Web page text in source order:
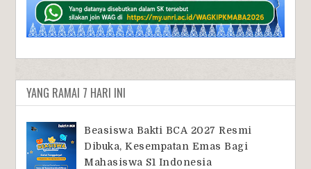
YANG RAMAI 7 HARI INI
Beasiswa Bakti BCA 2027 Resmi
Dibuka, Kesempatan Emas Bagi
Mahasiswa S1 Indonesia